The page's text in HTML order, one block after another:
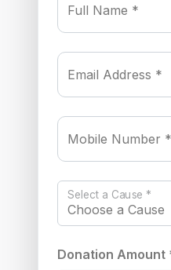
Full Name *
Email Address *
Mobile Number *
Select a Cause *
Donation Amount